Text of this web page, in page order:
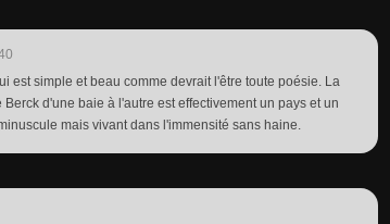
est simple et beau comme devrait l'être toute poésie. La
d'une baie à l'autre est effectivement un pays et un
mais vivant dans l'immensité sans haine.